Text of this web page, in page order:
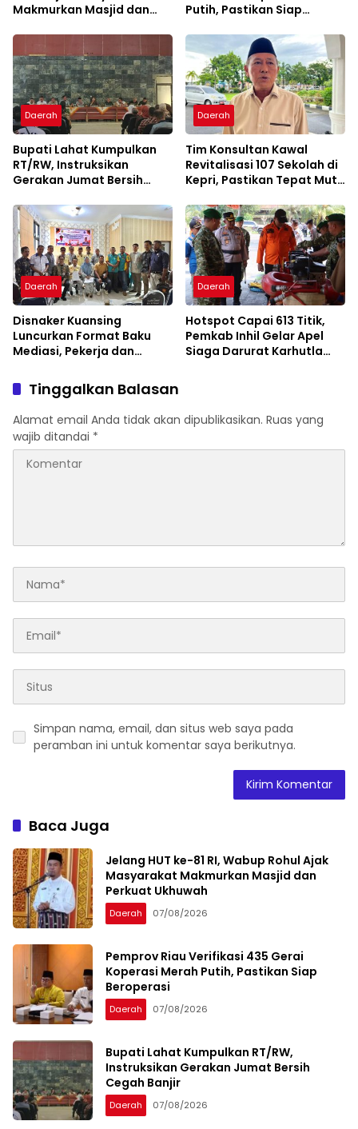
Makmurkan Masjid dan
Putih, Pastikan Siap
Daerah
Bupati Lahat Kumpulkan
RT/RW, Instruksikan
Gerakan Jumat Bersih
Daerah
Tim Konsultan Kawal
Revitalisasi 107 Sekolah di
Kepri, Pastikan Tepat Mutu
Daerah
Disnaker Kuansing
Luncurkan Format Baku
Mediasi, Pekerja dan
Kepastian Layanan
Daerah
Hotspot Capai 613 Titik,
Pemkab Inhil Gelar Apel
Siaga Darurat Karhutla
Tinggalkan Balasan
Alamat email Anda tidak akan dipublikasikan. Ruas yang
wajib ditandai *
Simpan nama, email, dan situs web saya pada
peramban ini untuk komentar saya berikutnya.
Baca Juga
Jelang HUT ke-81 RI, Wabup Rohul Ajak
Masyarakat Makmurkan Masjid dan
Perkuat Ukhuwah
Daerah 07/08/2026
Pemprov Riau Verifikasi 435 Gerai
Koperasi Merah Putih, Pastikan Siap
Beroperasi
Daerah 07/08/2026
Bupati Lahat Kumpulkan RT/RW,
Instruksikan Gerakan Jumat Bersih
Cegah Banjir
Daerah 07/08/2026